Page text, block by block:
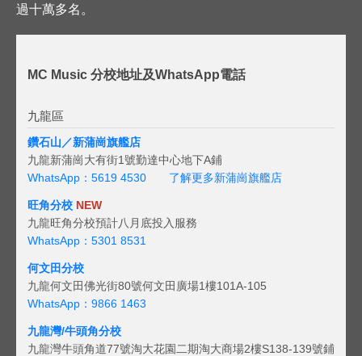
過十萬多名。
MC Music 分校地址及WhatsApp電話
九龍區
鑽石山／新蒲崗旗艦店
九龍新蒲崗大有街1號勤達中心地下A鋪
WhatsApp：5619 4530
了解更多新蒲崗旗艦店
旺角分校 NEW
九龍旺角分校預計八月底投入服務
WhatsApp：5301 8531
何文田分校
九龍何文田佛光街80號何文田廣場1樓101A-105
WhatsApp：9866 1463
九龍灣/牛頭角分校
九龍灣牛頭角道77號淘大花園二期淘大商場2樓S138-139號鋪